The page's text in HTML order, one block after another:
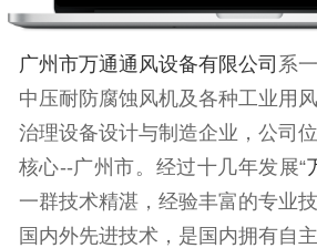
广州市万通通风设备有限公司 系
中压耐防腐蚀风机及各种工业用
治理设备设计与制造企业，公司
核心--广州市。经过十几年发展“
一群技术精湛，经验丰富的专业
国内外先进技术，是国内拥有自